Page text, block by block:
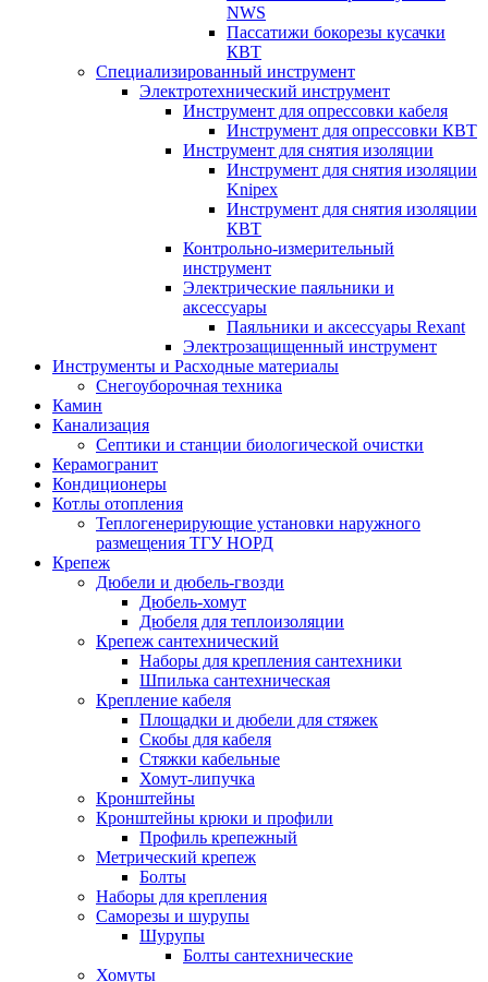
NWS
Пассатижи бокорезы кусачки
КВТ
Специализированный инструмент
Электротехнический инструмент
Инструмент для опрессовки кабеля
Инструмент для опрессовки КВТ
Инструмент для снятия изоляции
Инструмент для снятия изоляции
Knipex
Инструмент для снятия изоляции
КВТ
Контрольно-измерительный
инструмент
Электрические паяльники и
аксессуары
Паяльники и аксессуары Rexant
Электрозащищенный инструмент
Инструменты и Расходные материалы
Снегоуборочная техника
Камин
Канализация
Септики и станции биологической очистки
Керамогранит
Кондиционеры
Котлы отопления
Теплогенерирующие установки наружного
размещения ТГУ НОРД
Крепеж
Дюбели и дюбель-гвозди
Дюбель-хомут
Дюбеля для теплоизоляции
Крепеж сантехнический
Наборы для крепления сантехники
Шпилька сантехническая
Крепление кабеля
Площадки и дюбели для стяжек
Скобы для кабеля
Стяжки кабельные
Хомут-липучка
Кронштейны
Кронштейны крюки и профили
Профиль крепежный
Метрический крепеж
Болты
Наборы для крепления
Саморезы и шурупы
Шурупы
Болты сантехнические
Хомуты